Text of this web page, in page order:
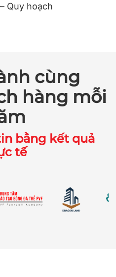
Quy hoạch
cùng
hàng mỗi
bằng kết quả
tế